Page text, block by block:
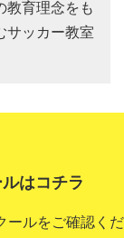
教育理念をも
サッカー教室
はコチラ
ールをご確認くだ